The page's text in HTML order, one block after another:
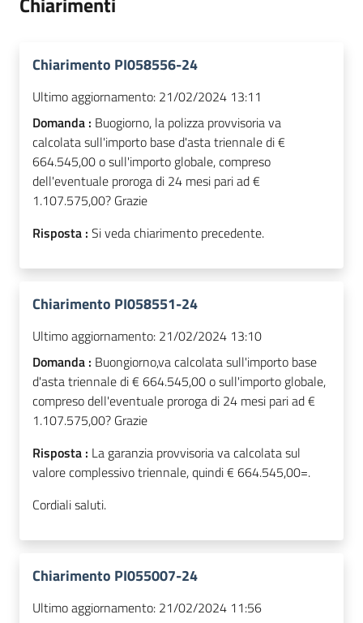
Chiarimento PI058556-24
Ultimo aggiornamento: 21/02/2024 13:11
Domanda : Buogiorno, la polizza provvisoria va
calcolata sull'importo base d'asta triennale di €
664.545,00 o sull'importo globale, compreso
dell'eventuale proroga di 24 mesi pari ad €
1.107.575,00? Grazie
Risposta : Si veda chiarimento precedente.
Chiarimento PI058551-24
Ultimo aggiornamento: 21/02/2024 13:10
Domanda : Buongiorno,va calcolata sull'importo base
d'asta triennale di € 664.545,00 o sull'importo globale,
compreso dell'eventuale proroga di 24 mesi pari ad €
1.107.575,00? Grazie
Risposta : La garanzia provvisoria va calcolata sul
valore complessivo triennale, quindi € 664.545,00=.
Cordiali saluti.
Chiarimento PI055007-24
Ultimo aggiornamento: 21/02/2024 11:56